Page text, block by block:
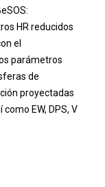
HR reducidos
el
parámetros
de
proyectadas
EW, DPS, V